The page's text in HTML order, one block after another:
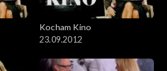
Kocham Kino
23.09.2012